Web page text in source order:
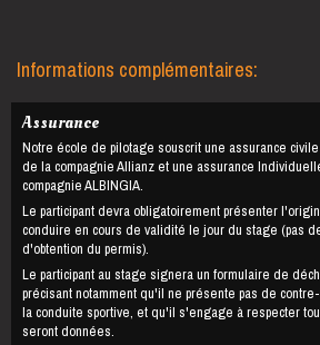
Informations complémentaires:
Assurance
Notre école de pilotage souscrit une assurance
de la compagnie Allianz et une assurance
compagnie ALBINGIA.
Le participant devra obligatoirement présenter
conduire en cours de validité le jour du stage (pas
d'obtention du permis).
Le participant au stage signera un formulaire de
précisant notamment qu'il ne présente pas de
la conduite sportive, et qu'il s'engage à respecter
seront données.